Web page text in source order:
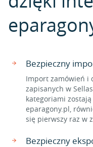
Bezpieczny
Import zamówień i
zapisanych w
kategoriami
eparagony.pl,
się pierwszy raz w
Bezpieczny